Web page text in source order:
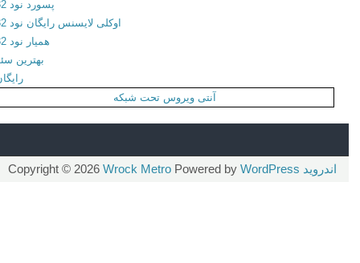
ب
و
پسورد نود 32
اوکلی لایسنس رایگان نود 32
همیار نود 32
بهترین سئو
رایگان
آنتی ویروس تحت شبکه
اندرویدCopyright © 2026
Wrock MetroPowered byWordPress